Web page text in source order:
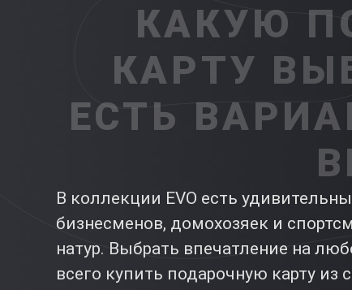
КАКУЮ
КАРТУ
ЕСТЬ
В коллекции EVO есть
бизнесменов, домохозяек и
натур. Выбрать впечатление на
всего купить подарочную карту из